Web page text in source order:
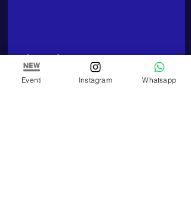
Share this event
Eventi Instagram Whatsapp